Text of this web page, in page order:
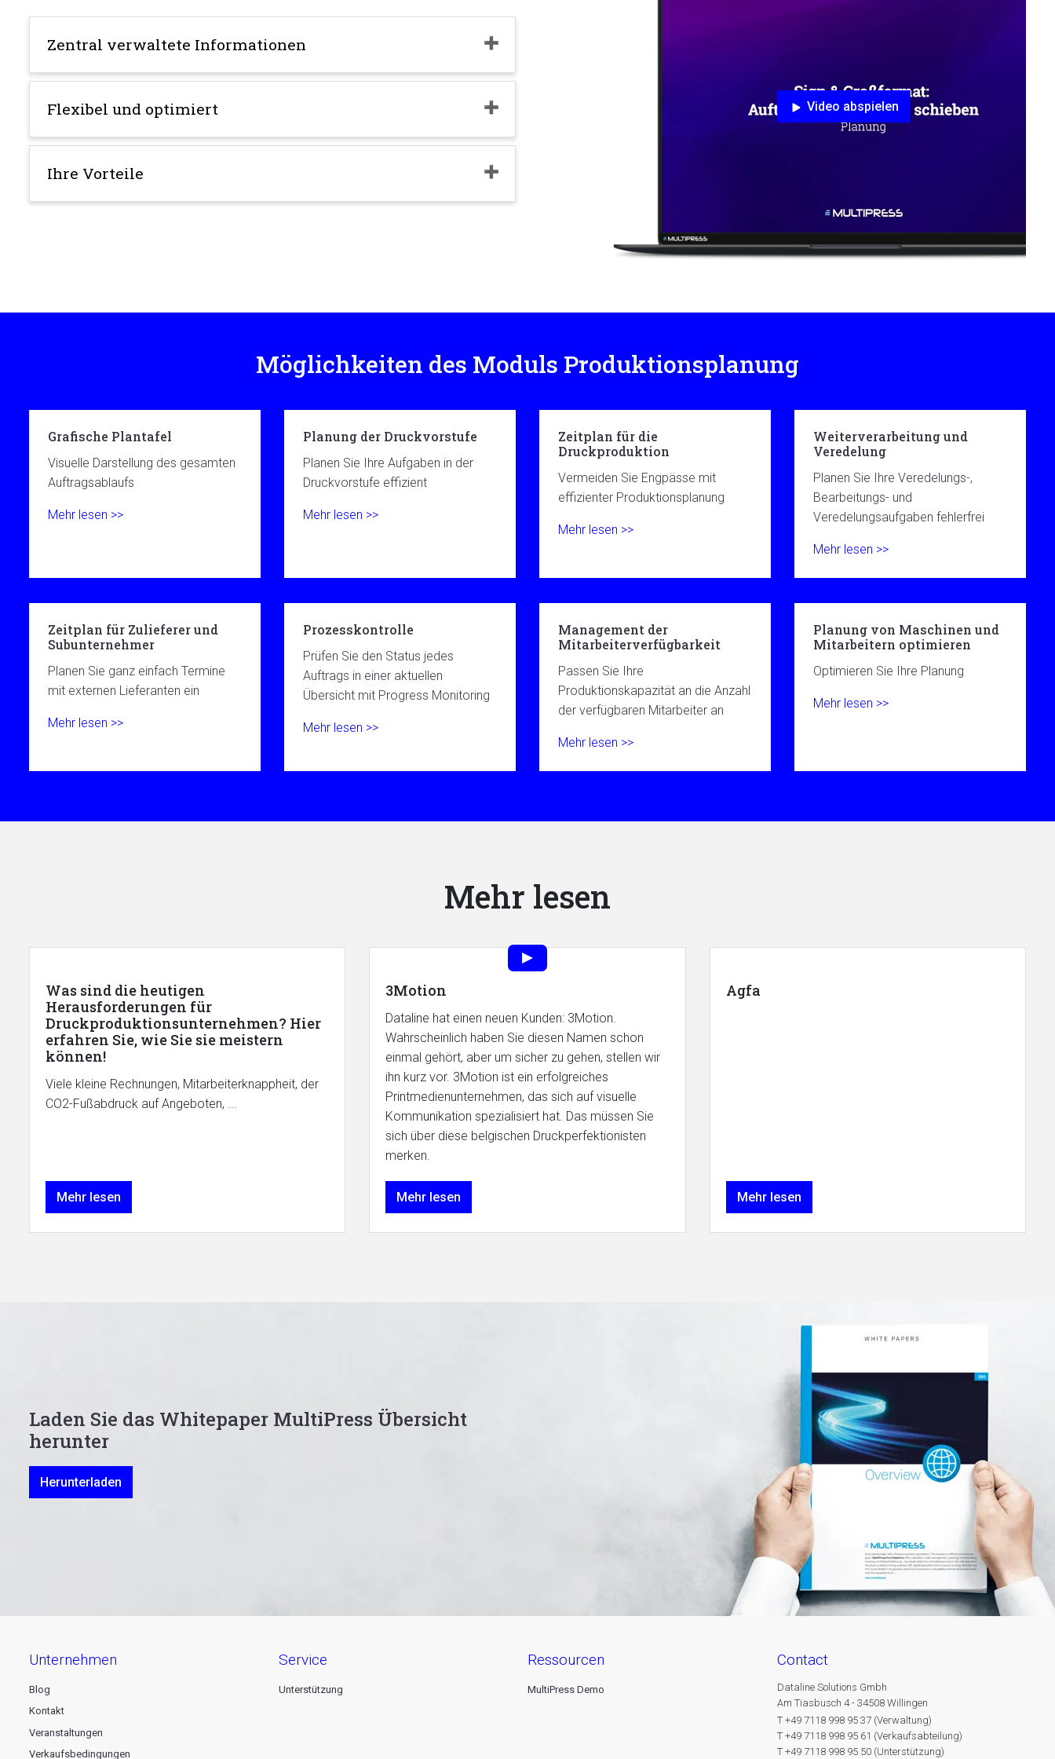
Zentral verwaltete Informationen
Flexibel und optimiert
Ihre Vorteile
Video abspielen
Möglichkeiten des Moduls Produktionsplanung
Grafische Plantafel
Visuelle Darstellung des gesamten
Auftragsablaufs
Mehr lesen >>
Planung der Druckvorstufe
Planen Sie Ihre Aufgaben in der
Druckvorstufe effizient
Mehr lesen >>
Zeitplan für die
Druckproduktion
Vermeiden Sie Engpässe mit
effizienter Produktionsplanung
Mehr lesen >>
Weiterverarbeitung und
Veredelung
Planen Sie Ihre Veredelungs-,
Bearbeitungs- und
Veredelungsaufgaben fehlerfrei
Mehr lesen >>
Zeitplan für Zulieferer und
Subunternehmer
Planen Sie ganz einfach Termine
mit externen Lieferanten ein
Mehr lesen >>
Prozesskontrolle
Prüfen Sie den Status jedes
Auftrags in einer aktuellen
Übersicht mit Progress Monitoring
Mehr lesen >>
Management der
Mitarbeiterverfügbarkeit
Passen Sie Ihre
Produktionskapazität an die Anzahl
der verfügbaren Mitarbeiter an
Mehr lesen >>
Planung von Maschinen und
Mitarbeitern optimieren
Optimieren Sie Ihre Planung
Mehr lesen >>
Mehr lesen
Was sind die heutigen
Herausforderungen für
Druckproduktionsunternehmen? Hier
erfahren Sie, wie Sie sie meistern
können!
Viele kleine Rechnungen, Mitarbeiterknappheit, der
CO2-Fußabdruck auf Angeboten, ...
Mehr lesen
3Motion
Dataline hat einen neuen Kunden: 3Motion.
Wahrscheinlich haben Sie diesen Namen schon
einmal gehört, aber um sicher zu gehen, stellen wir
ihn kurz vor. 3Motion ist ein erfolgreiches
Printmedienunternehmen, das sich auf visuelle
Kommunikation spezialisiert hat. Das müssen Sie
sich über diese belgischen Druckperfektionisten
merken.
Mehr lesen
Agfa
Mehr lesen
Laden Sie das Whitepaper MultiPress Übersicht
herunter
Herunterladen
unternehmen
Blog
Kontakt
Veranstaltungen
Verkaufsbedingungen
service
Unterstützung
ressourcen
MultiPress Demo
contact
Dataline Solutions Gmbh
Am Tiasbusch 4 - 34508 Willingen
T +49 7118 998 95 37 (Verwaltung)
T +49 7118 998 95 61 (Verkaufsabteilung)
T +49 7118 998 95 50 (Unterstützung)